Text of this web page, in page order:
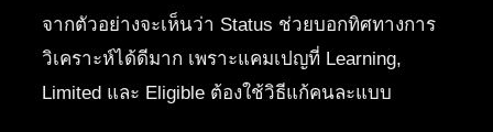
จากตัวอย่างจะเห็นว่า Status ช่วยบอกทิศทางการ
วิเคราะห์ได้ดีมาก เพราะแคมเปญที่ Learning,
Limited และ Eligible ต้องใช้วิธีแก้คนละแบบ